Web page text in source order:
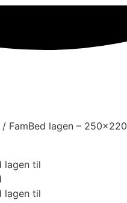
/ FamBed lagen – 250×220